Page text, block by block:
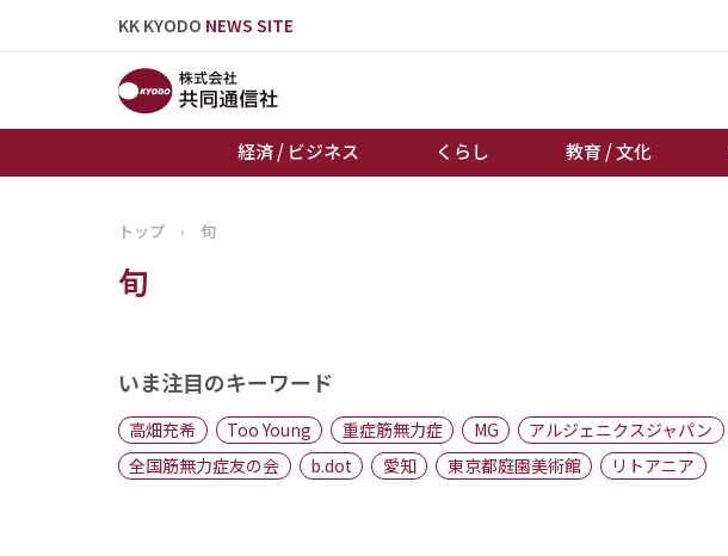
KK KYODO NEWS SITE
経済 / ビジネス くらし 教育 / 文化
地域
キーパーソン
トップ › 旬
旬
いま注目のキーワード
高畑充希 Too Young 重症筋無力症 MG アルジェニクスジャパン
全国筋無力症友の会
b.dot 愛知 東京都庭園美術館
リトアニア